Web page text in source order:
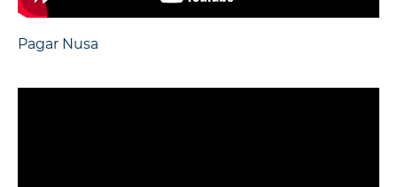
Pagar Nusa